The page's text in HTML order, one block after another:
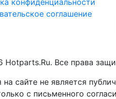
соглашение
Все права
сайте не является
с письменного